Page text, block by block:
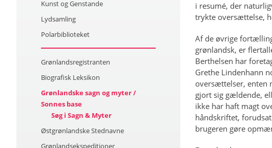
Kunst og Genstande
Lydsamling
Polarbiblioteket
Grønlandsregistranten
Biografisk Leksikon
Grønlandske sagn og myter /
Sonnes base
Søg i Sagn & Myter
Østgrønlandske Stednavne
Grønlandsekspeditioner
i resumé, der
trykte oversættelse,
Af de øvrige
grønlandsk, er
Berthelsen har
Grethe Lindenhann
oversættelser, enten
gjort sig gældende,
ikke har haft magt
håndskriftet,
brugeren gøre